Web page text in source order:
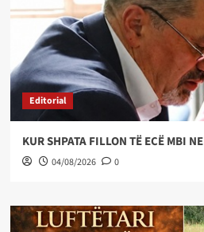
Editorial
KUR SHPATA FILLON TË ECË MBI NE
04/08/2026 0